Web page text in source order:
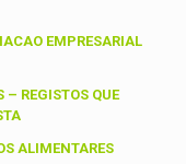
EMPRESARIAL
– REGISTOS QUE
ALIMENTARES